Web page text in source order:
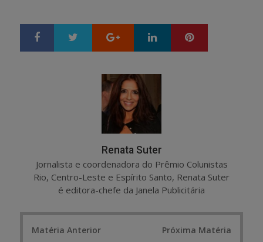
Google+ LinkedIn
Renata Suter
Jornalista e coordenadora do Prêmio Colunistas
Rio, Centro-Leste e Espírito Santo, Renata Suter
é editora-chefe da Janela Publicitária
Matéria Anterior Próxima Matéria